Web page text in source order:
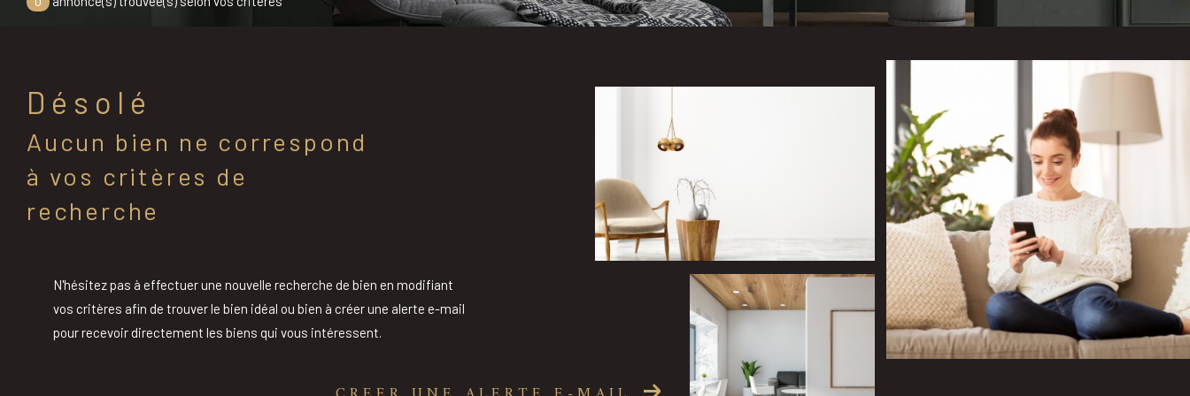
Désolé
Aucun bien ne correspond
à vos critères de
recherche
N'hésitez pas à effectuer une nouvelle recherche de bien en modifiant
vos critères afin de trouver le bien idéal ou bien à créer une alerte e-mail
pour recevoir directement les biens qui vous intéressent.